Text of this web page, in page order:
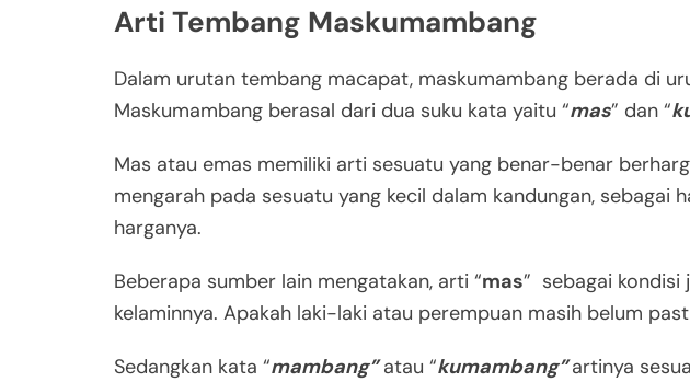
Arti Tembang Maskumambang
Dalam urutan tembang macapat, maskumambang berada di
Maskumambang berasal dari dua suku kata yaitu “mas” dan “
Mas atau emas memiliki arti sesuatu yang benar-benar
mengarah pada sesuatu yang kecil dalam kandungan, sebagai
harganya.
Beberapa sumber lain mengatakan, arti “mas” sebagai kondisi
kelaminnya. Apakah laki-laki atau perempuan masih belum
Sedangkan kata “mambang”atau “kumambang”artinya